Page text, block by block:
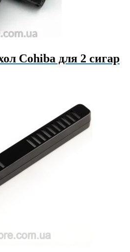
Cohiba для 2 сигар